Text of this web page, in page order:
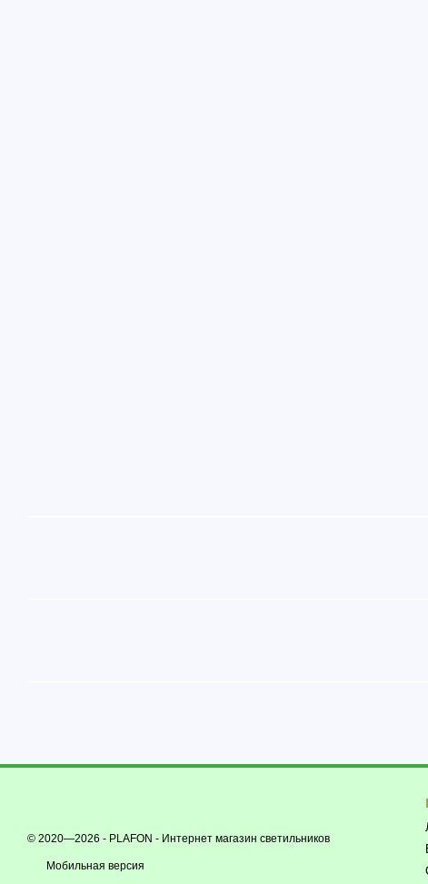
© 2020—2026 - PLAFON - Интернет магазин светильников
Мобильная версия